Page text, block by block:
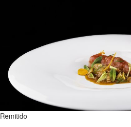
Remitido